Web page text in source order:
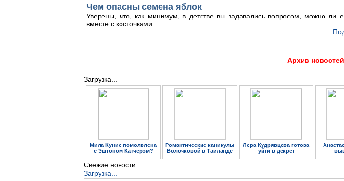
Чем опасны семена яблок
Уверены, что, как минимум, в детстве вы задавались вопросом, можно ли
вместе с косточками.
Архив новостей
Загрузка...
Мила Кунис помолвлена
с Эштоном Катчером?
Романтические каникулы
Волочковой в Таиланде
Лера Кудрявцева готова
уйти в декрет
Свежие новости
Загрузка...